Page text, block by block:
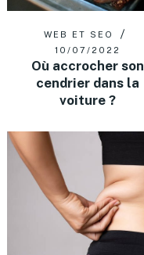
WEB ET SEO
10/07/2022
Où accrocher son
cendrier dans la
voiture ?